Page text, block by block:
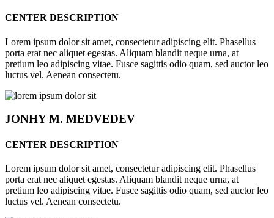
CENTER DESCRIPTION
Lorem ipsum dolor sit amet, consectetur adipiscing elit. Phasellus
porta erat nec aliquet egestas. Aliquam blandit neque urna, at
pretium leo adipiscing vitae. Fusce sagittis odio quam, sed auctor leo
luctus vel. Aenean consectetu.
JONHYM. MEDVEDEV
CENTER DESCRIPTION
Lorem ipsum dolor sit amet, consectetur adipiscing elit. Phasellus
porta erat nec aliquet egestas. Aliquam blandit neque urna, at
pretium leo adipiscing vitae. Fusce sagittis odio quam, sed auctor leo
luctus vel. Aenean consectetu.